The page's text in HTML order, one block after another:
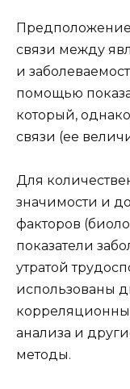
Предположение
связи между
и
помощью
который,
связи (ее
Для
значимости и
факторов
показатели
утратой
использованы
анализа и
методы.